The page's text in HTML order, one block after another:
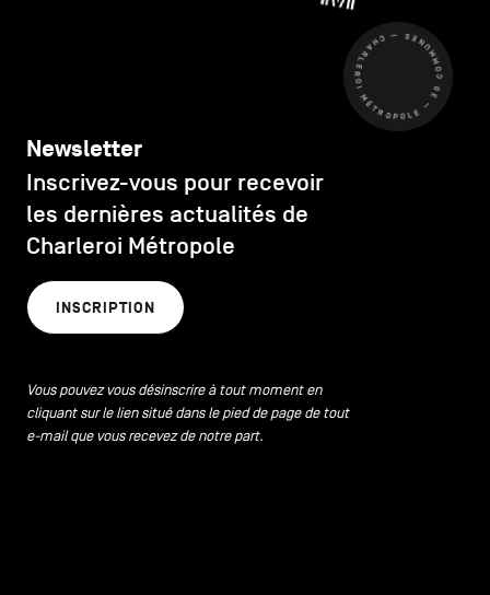
CHARLEROI MÉTROPOLE — 30 COMMUNES —
Newsletter
Inscrivez-vous pour recevoir
les dernières actualités de
Charleroi Métropole
INSCRIPTION
Vous pouvez vous désinscrire à tout moment en
cliquant sur le lien situé dans le pied de page de tout
e-mail que vous recevez de notre part.